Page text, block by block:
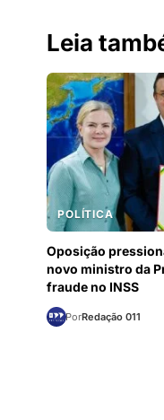
Leia
POLÍTICA
Oposição
novo ministro da
fraude no INSS
PorRedação 011